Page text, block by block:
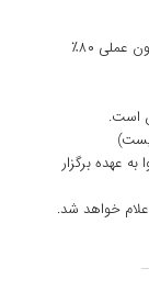
ضریب اهمیت آزمون تئوری ۲۰٪ و ضریب اهمیت آزمون عملی ۸۰٪
است.
. تهیه مقوا به عهده برگزار